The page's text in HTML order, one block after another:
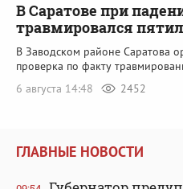
В Саратове при
травмировался
В Заводском районе Саратова
проверка по факту
6 августа 14:48
2452
ГЛАВНЫЕ НОВОСТИ